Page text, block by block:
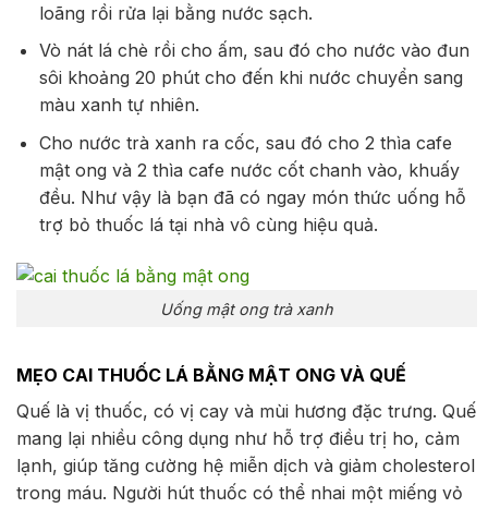
loãng rồi rửa lại bằng nước sạch.
Vò nát lá chè rồi cho ấm, sau đó cho nước vào đun
sôi khoảng 20 phút cho đến khi nước chuyển sang
màu xanh tự nhiên.
Cho nước trà xanh ra cốc, sau đó cho 2 thìa cafe
mật ong và 2 thìa cafe nước cốt chanh vào, khuấy
đều. Như vậy là bạn đã có ngay món thức uống hỗ
trợ bỏ thuốc lá tại nhà vô cùng hiệu quả.
Uống mật ong trà xanh
MẸO CAI THUỐC LÁ BẰNG MẬT ONG VÀ QUẾ
Quế là vị thuốc, có vị cay và mùi hương đặc trưng. Quế
mang lại nhiều công dụng như hỗ trợ điều trị ho, cảm
lạnh, giúp tăng cường hệ miễn dịch và giảm cholesterol
trong máu. Người hút thuốc có thể nhai một miếng vỏ